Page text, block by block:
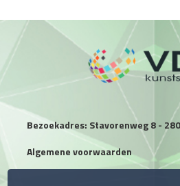
Bezoekadres: Stavorenweg 8 -
Algemene voorwaarden